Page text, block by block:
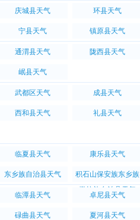
庆城县天气 环县天气
宁县天气 镇原县天气
通渭县天气 陇西县天气
岷县天气
武都区天气 成县天气
西和县天气 礼县天气
临夏县天气 康乐县天气
东乡族自治县天气
积石山保安族东乡族
撒拉族自治县天气
临潭县天气 卓尼县天气
碌曲县天气 夏河县天气